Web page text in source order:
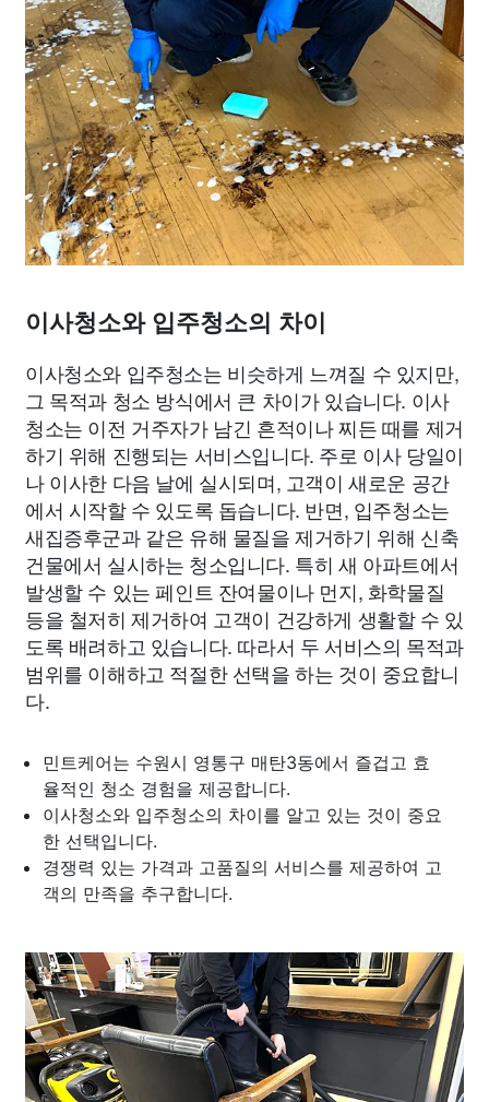
이사청소와 입주청소의 차이
이사청소와 입주청소는 비슷하게 느껴질 수 있지만,
그 목적과 청소 방식에서 큰 차이가 있습니다. 이사
청소는 이전 거주자가 남긴 흔적이나 찌든 때를 제거
하기 위해 진행되는 서비스입니다. 주로 이사 당일이
나 이사한 다음 날에 실시되며, 고객이 새로운 공간
에서 시작할 수 있도록 돕습니다. 반면, 입주청소는
새집증후군과 같은 유해 물질을 제거하기 위해 신축
건물에서 실시하는 청소입니다. 특히 새 아파트에서
발생할 수 있는 페인트 잔여물이나 먼지, 화학물질
등을 철저히 제거하여 고객이 건강하게 생활할 수 있
도록 배려하고 있습니다. 따라서 두 서비스의 목적과
범위를 이해하고 적절한 선택을 하는 것이 중요합니
다.
민트케어는 수원시 영통구 매탄3동에서 즐겁고 효
율적인 청소 경험을 제공합니다.
이사청소와 입주청소의 차이를 알고 있는 것이 중요
한 선택입니다.
경쟁력 있는 가격과 고품질의 서비스를 제공하여 고
객의 만족을 추구합니다.